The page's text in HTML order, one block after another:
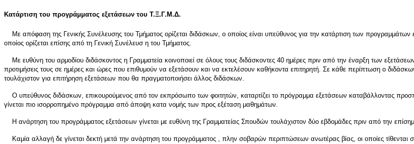
Κατάρτιση του προγράμματος εξετάσεων του Τ.Ξ.Γ.Μ.Δ.
Με απόφαση της Γενικής Συνέλευσης του Τμήματος ορίζεται διδάσκων, ο οποίος είναι υπεύθυνος για την κατάρτιση των
οποίος ορίζεται επίσης από τη Γενική Συνέλευσ η του Τμήματος.
Με ευθύνη του αρμοδίου διδάσκοντος η Γραμματεία κοινοποιεί σε όλους τους διδάσκοντες 40 ημέρες πριν από την έναρξη των
προτιμήσεις τους σε ημέρες και ώρες που επιθυμούν να εξετάσουν και να εκτελέσουν καθήκοντα επιτηρητή. Σε κάθε περίπτωση ο
τουλάχιστον για επιτήρηση εξετάσεων που θα πραγματοποιήσει άλλος διδάσκων.
Ο υπεύθυνος διδάσκων, επικουρούμενος από τον εκπρόσωπο των φοιτητών, καταρτίζει το πρόγραμμα εξετάσεων καταβάλλοντας
γίνεται πιο ισορροπημένο πρόγραμμα από άποψη κατα νομής των προς εξέταση μαθημάτων.
Η ανάρτηση του προγράμματος εξετάσεων γίνεται με ευθύνη της Γραμματείας Σπουδών τουλάχιστον δύο εβδομάδες πριν από την
Καμία αλλαγή δε γίνεται δεκτή μετά την ανάρτηση του προγράμματος , πλην σοβαρών περιπτώσεων ανωτέρας βίας, οι οποίες τίθενται